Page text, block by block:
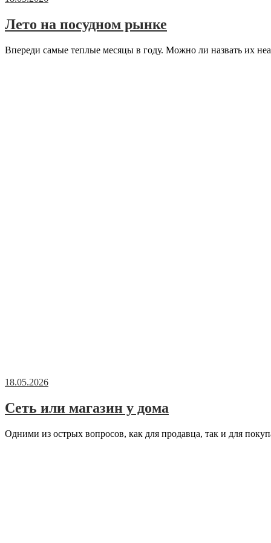
Лето на посудном рынке
Впереди самые теплые месяцы в году. Можно ли назвать их
18.05.2026
Сеть или магазин у дома
Одними из острых вопросов, как для продавца, так и для